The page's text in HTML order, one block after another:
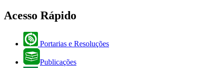
Acesso Rápido
Portarias e Resoluções
Publicações